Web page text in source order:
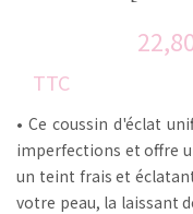
TTC
• Ce coussin d'éclat
imperfections et offre
un teint frais et
votre peau, la laissant